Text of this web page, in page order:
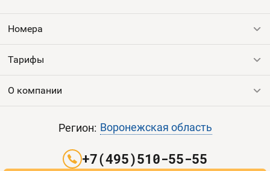
Номера
Все номера
Тарифы
Выгодные тарифы
О компании
Оплата и доставка
Регион: Воронежская область
+7(495)510-55-55